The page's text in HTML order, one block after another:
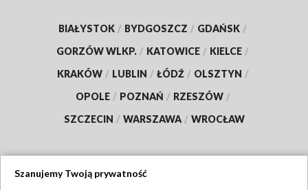
BIAŁYSTOK / BYDGOSZCZ / GDAŃSK /
GORZÓW WLKP. / KATOWICE / KIELCE /
KRAKÓW / LUBLIN / ŁÓDŹ / OLSZTYN /
OPOLE / POZNAŃ / RZESZÓW /
SZCZECIN / WARSZAWA / WROCŁAW
Szanujemy Twoją prywatność